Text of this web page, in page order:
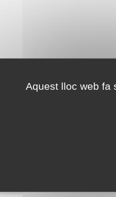
Aquest lloc web fa